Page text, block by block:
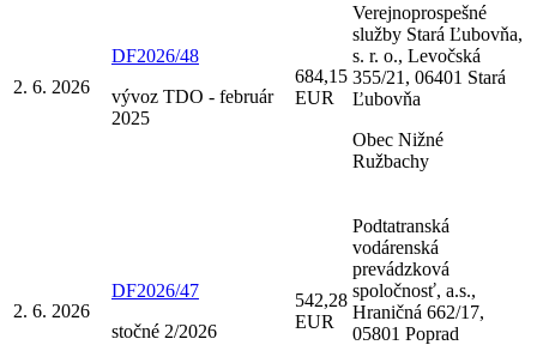
2. 6. 2026
DF2026/48
vývoz TDO - február
2025
684,15
EUR
Verejnoprospešné
služby Stará Ľubovňa,
s. r. o., Levočská
355/21, 06401 Stará
Ľubovňa
Obec Nižné
Ružbachy
2. 6. 2026
DF2026/47
stočné 2/2026
542,28
EUR
Podtatranská
vodárenská
prevádzková
spoločnosť, a.s.,
Hraničná 662/17,
05801 Poprad